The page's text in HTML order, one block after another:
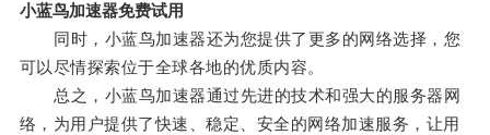
小蓝鸟加速器免费试用
同时，小蓝鸟加速器还为您提供了更多的网络选择，您
可以尽情探索位于全球各地的优质内容。
总之，小蓝鸟加速器通过先进的技术和强大的服务器网
络，为用户提供了快速、稳定、安全的网络加速服务，让用